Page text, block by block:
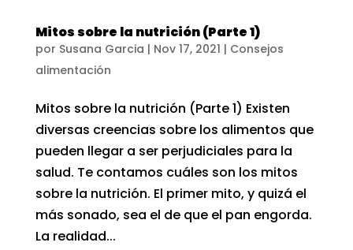
Mitos sobre la nutrición (Parte 1)
por Susana Garcia | Nov 17, 2021 | Consejos
alimentación
Mitos sobre la nutrición (Parte 1) Existen
diversas creencias sobre los alimentos que
pueden llegar a ser perjudiciales para la
salud. Te contamos cuáles son los mitos
sobre la nutrición. El primer mito, y quizá el
más sonado, sea el de que el pan engorda.
La realidad...